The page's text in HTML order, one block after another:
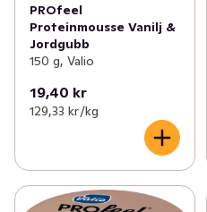
PROfeel
Proteinmousse Vanilj &
Jordgubb
150 g, Valio
19,40 kr
129,33 kr /kg